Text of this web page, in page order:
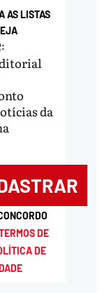
AS LISTAS
da
DE
DE